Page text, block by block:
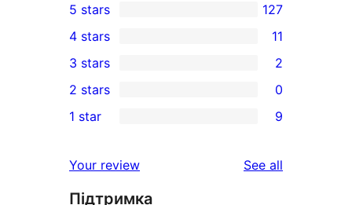
127
5-
star
reviews
5 stars 127
4-
star
reviews
4 stars 11
2
3-
star
3 stars 2
2-
reviews
2 stars 0
star
reviews
1 star 9
Your review See all
Підтримка